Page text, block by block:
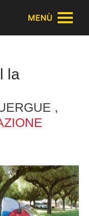
MENÙ
la
,